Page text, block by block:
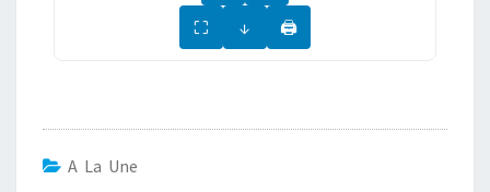
⛶ ↓ 🖨
A La Une